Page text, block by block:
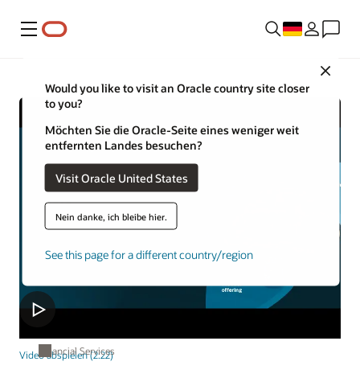
Menü
Close
Would you like to visit an Oracle country site closer
to you?
Möchten Sie die Oracle-Seite eines weniger weit
entfernten Landes besuchen?
Visit Oracle United States
Nein danke, ich bleibe hier.
See this page for a different country/region
Financial Services
Video abspielen (2:22)